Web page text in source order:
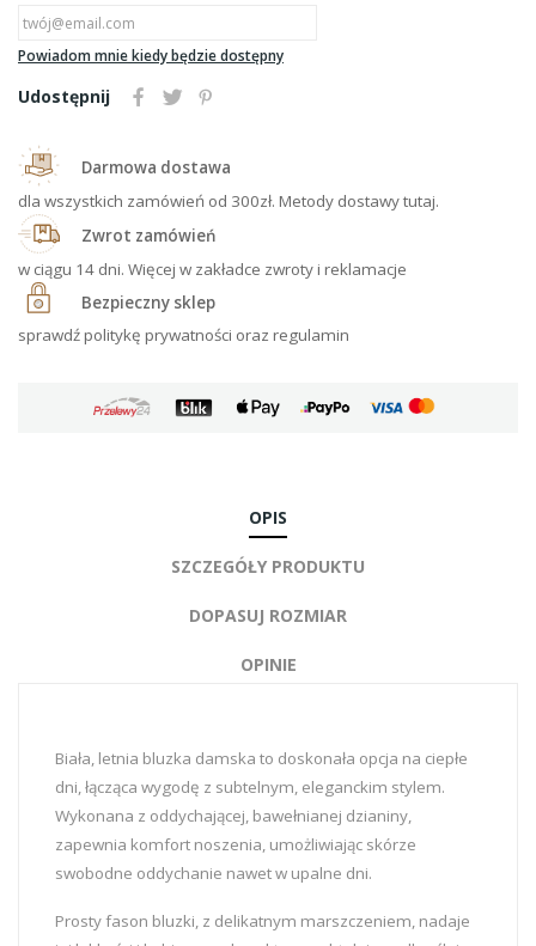
Powiadom mnie kiedy będzie dostępny
Udostępnij
Darmowa dostawa
dla wszystkich zamówień od 300zł. Metody dostawy tutaj.
Zwrot zamówień
w ciągu 14 dni. Więcej w zakładce zwroty i reklamacje
Bezpieczny sklep
sprawdź politykę prywatności oraz regulamin
OPIS
SZCZEGÓŁY PRODUKTU
DOPASUJ ROZMIAR
OPINIE
Biała, letnia bluzka damska to doskonała opcja na ciepłe
dni, łącząca wygodę z subtelnym, eleganckim stylem.
Wykonana z oddychającej, bawełnianej dzianiny,
zapewnia komfort noszenia, umożliwiając skórze
swobodne oddychanie nawet w upalne dni.
Prosty fason bluzki, z delikatnym marszczeniem, nadaje